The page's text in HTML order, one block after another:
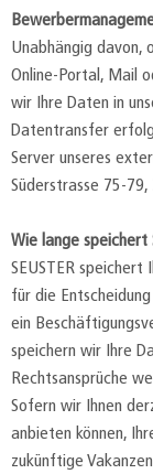
Unabhängig davon,
Online-Portal, Mail
wir Ihre Daten in
Datentransfer
Server unseres
Süderstrasse 75-79,
Wie lange speichert
SEUSTER
für die
ein
speichern wir Ihre
Rechtsansprüche
Sofern wir Ihnen
anbieten können,
zukünftige